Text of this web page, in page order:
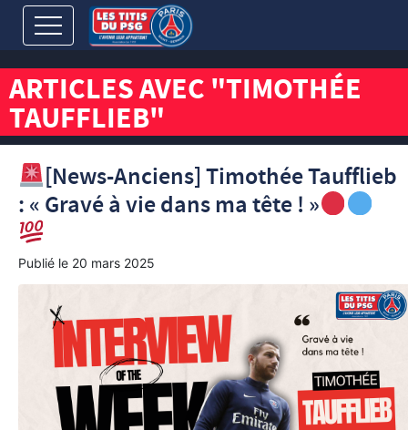
ARTICLES AVEC "TIMOTHÉE
TAUFFLIEB"
[News-Anciens] Timothée Taufflieb
: « Gravé à vie dans ma tête ! »
Publié le 20 mars 2025